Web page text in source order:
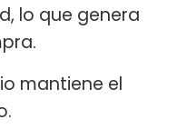
lo que genera
mantiene el